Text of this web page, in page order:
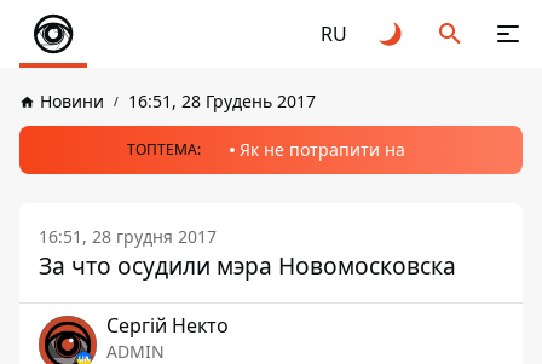
RU
Новини 16:51, 28 Грудень 2017
ТОПТЕМА: Як не потрапити на
16:51, 28 грудня 2017
За что осудили мэра Новомосковска
Сергій Некто
ADMIN